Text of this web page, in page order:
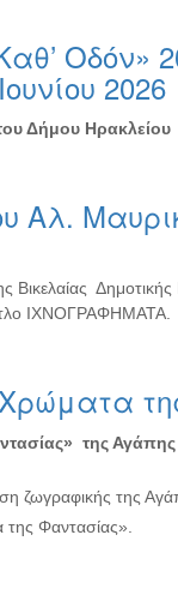
Οδόν»
2026
Δήμου Ηρακλείου
Αλ.
Βικελαίας
ΙΧΝΟΓΡΑΦΗΜΑΤΑ.
της Αγάπης
ζωγραφικής της
Φαντασίας».